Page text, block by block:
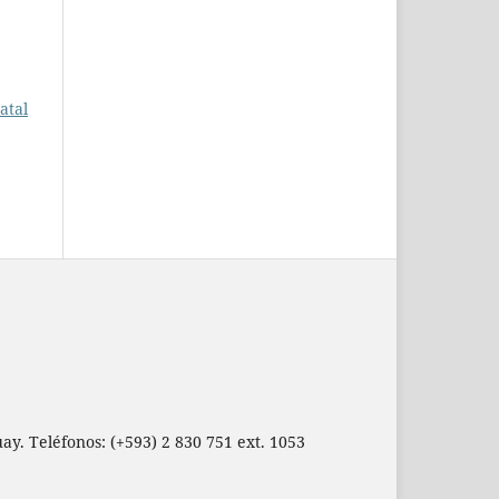
Teléfonos: (+593) 2 830 751 ext. 1053